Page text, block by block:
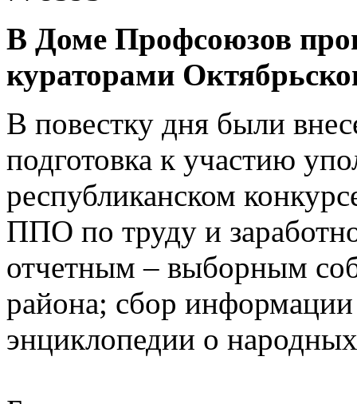
В Доме Профсоюзов
кураторами
В повестку дня были
подготовка к участию
республиканском
ППО по труду и
отчетным – выборным
района; сбор информации
энциклопедии о